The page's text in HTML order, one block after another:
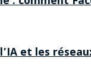
et les